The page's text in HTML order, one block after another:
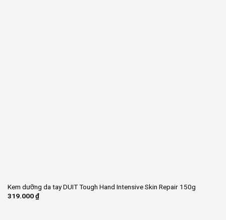
Kem dưỡng da tay DUIT Tough Hand Intensive Skin Repair 150g
319.000₫